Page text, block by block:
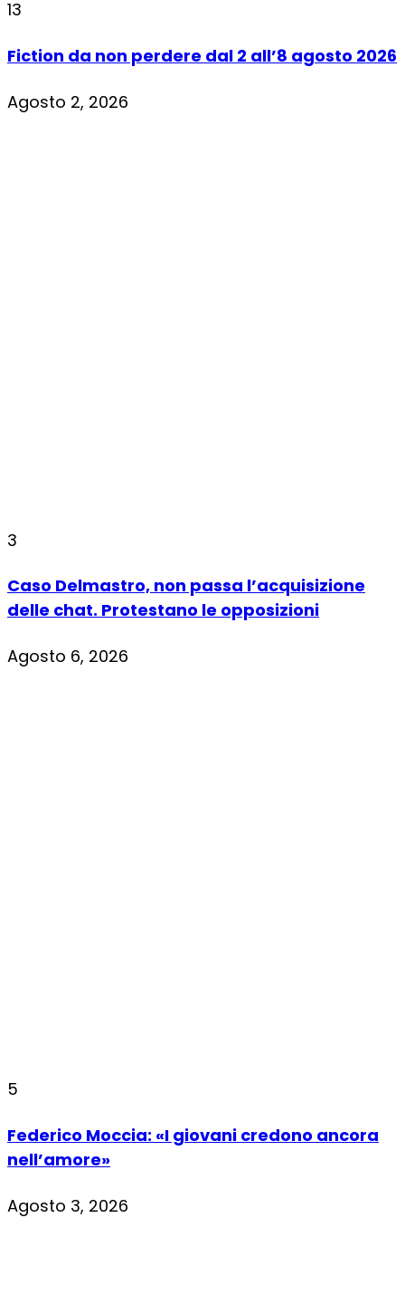
13
Fiction da non perdere dal 2 all’8 agosto 2026
Agosto 2, 2026
3
Caso Delmastro, non passa l’acquisizione
delle chat. Protestano le opposizioni
Agosto 6, 2026
5
Federico Moccia: «I giovani credono ancora
nell’amore»
Agosto 3, 2026